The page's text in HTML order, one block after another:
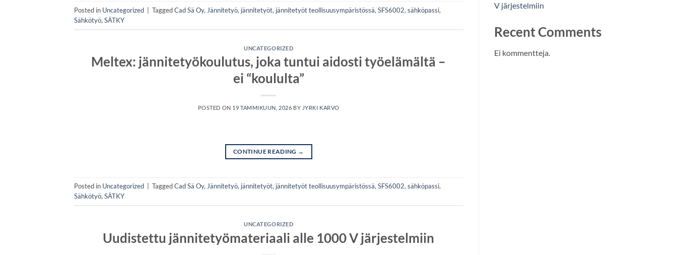
Posted in Uncategorized TaggedCad Sä Oy, Jännitetyö, jännitetyöt, jännitetyöt teollisuusympäristössä, SFS6002, sähköpassi,
Sähkötyö, SÄTKY
UNCATEGORIZED
Meltex: jännitetyökoulutus, joka tuntui aidosti työelämältä –
ei “koululta”
POSTED ON 19 TAMMIKUUN, 2026 BY JYRKI KARVO
CONTINUE READING →
Posted in Uncategorized TaggedCad Sä Oy,Jännitetyö, jännitetyöt, jännitetyöt teollisuusympäristössä,SFS6002,sähköpassi,
Sähkötyö,SÄTKY
UNCATEGORIZED
Uudistettu jännitetyömateriaali alle 1000 V järjestelmiin
V järjestelmiin
Recent Comments
Ei kommentteja.